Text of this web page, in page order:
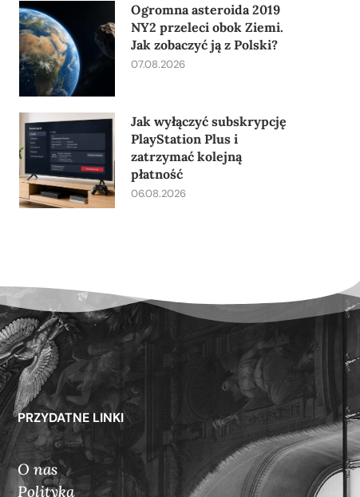
Ogromna asteroida 2019
NY2 przeleci obok Ziemi.
Jak zobaczyć ją z Polski?
07.08.2026
Jak wyłączyć subskrypcję
PlayStation Plus i
zatrzymać kolejną
płatność
06.08.2026
PRZYDATNE LINKI
O nas
Polityka